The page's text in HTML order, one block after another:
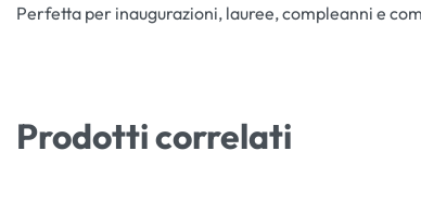
Perfetta per inaugurazioni, lauree, compleanni e
Prodotti correlati